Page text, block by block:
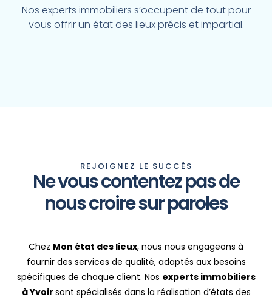
Nos experts immobiliers s’occupent de tout pour
vous offrir un état des lieux précis et impartial.
REJOIGNEZ LE SUCCÈS
Ne vous contentez pas de
nous croire sur paroles
Chez Mon état des lieux, nous nous engageons à
fournir des services de qualité, adaptés aux besoins
spécifiques de chaque client. Nos experts immobiliers
à Yvoir sont spécialisés dans la réalisation d’états des